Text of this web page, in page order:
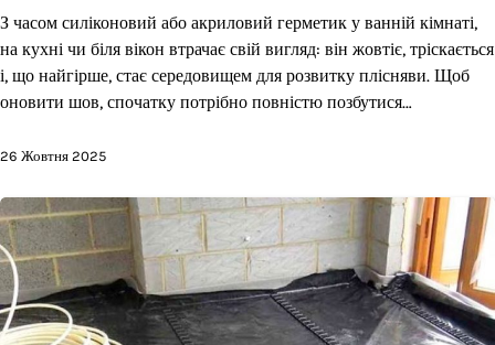
З часом силіконовий або акриловий герметик у ванній кімнаті,
на кухні чи біля вікон втрачає свій вигляд: він жовтіє, тріскається
і, що найгірше, стає середовищем для розвитку плісняви. Щоб
оновити шов, спочатку потрібно повністю позбутися…
26 Жовтня 2025